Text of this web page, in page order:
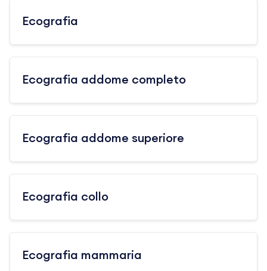
Ecografia
Ecografia addome completo
Ecografia addome superiore
Ecografia collo
Ecografia mammaria